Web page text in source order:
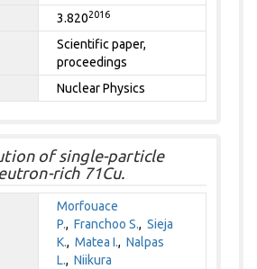
3.8202016
Scientific paper,
proceedings
Nuclear Physics
of single-particle
rich 71Cu.
Morfouace
P.,Franchoo S.,Sieja
K.,Matea I.,Nalpas
L.,Niikura